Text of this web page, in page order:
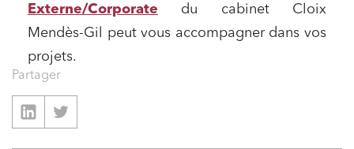
Externe/Corporate du cabinet Cloix
Mendès-Gil peut vous accompagner dans vos
projets.
Partager